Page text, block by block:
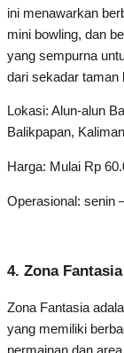
ini menawarkan
mini bowling, dan
yang sempurna
dari sekadar taman
Lokasi: Alun-alun
Harga: Mulai Rp
Operasional: senin
4. Zona Fantasia
Zona Fantasia
yang memiliki